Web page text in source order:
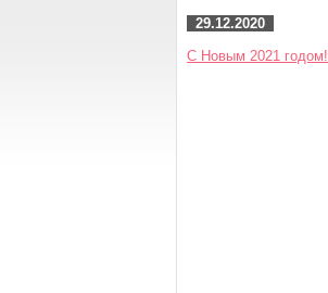
29.12.2020
С Новым 2021